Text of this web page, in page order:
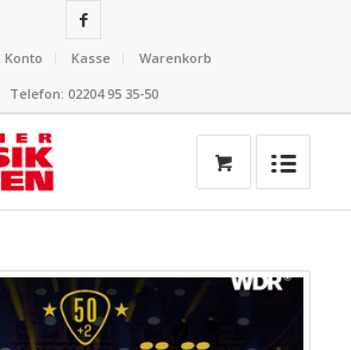
Konto Kasse
Warenkorb
Telefon: 02204 95 35-50